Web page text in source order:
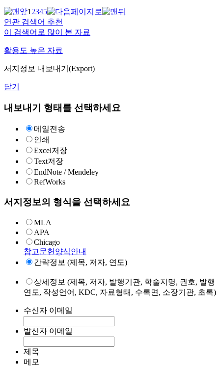
12345
연관 검색어 추천
이 검색어로 많이 본 자료
활용도 높은 자료
서지정보 내보내기(Export)
닫기
내보내기 형태를 선택하세요
메일전송
인쇄
Excel저장
Text저장
EndNote / Mendeley
RefWorks
서지정보의 형식을 선택하세요
MLA
APA
Chicago
참고문헌양식안내
간략정보 (제목, 저자, 연도)
상세정보 (제목, 저자, 발행기관, 학술지명, 권호, 발행
연도, 작성언어, KDC, 자료형태, 수록면, 소장기관, 초록)
수신자 이메일
발신자 이메일
제목
메모